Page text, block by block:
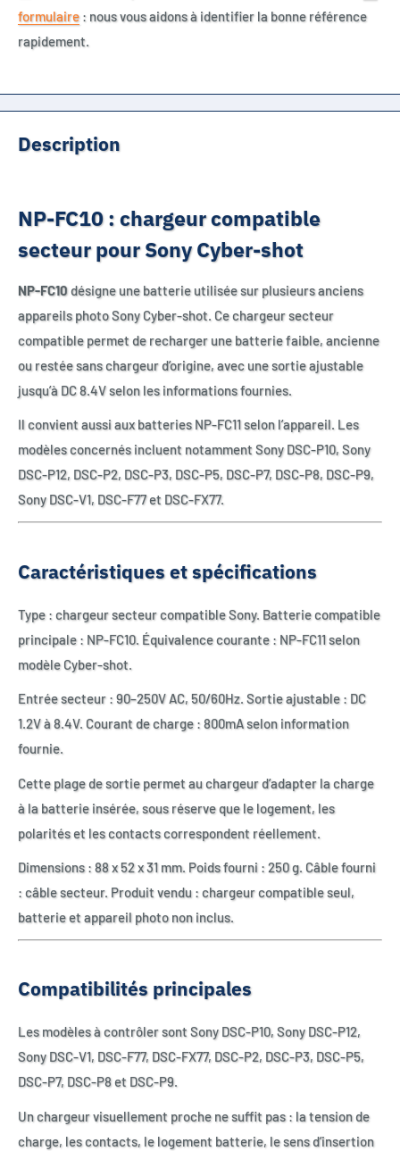
formulaire : nous vous aidons à identifier la bonne référence
rapidement.
Description
NP-FC10 : chargeur compatible
secteur pour Sony Cyber-shot
NP-FC10désigne une batterie utilisée sur plusieurs anciens
appareils photo Sony Cyber-shot. Ce chargeur secteur
compatible permet de recharger une batterie faible, ancienne
ou restée sans chargeur d’origine, avec une sortie ajustable
jusqu’à DC 8.4V selon les informations fournies.
Il convient aussi aux batteries NP-FC11 selon l’appareil. Les
modèles concernés incluent notamment Sony DSC-P10, Sony
DSC-P12, DSC-P2, DSC-P3, DSC-P5, DSC-P7, DSC-P8, DSC-P9,
Sony DSC-V1, DSC-F77 et DSC-FX77.
Caractéristiques et spécifications
Type : chargeur secteur compatible Sony. Batterie compatible
principale : NP-FC10. Équivalence courante : NP-FC11 selon
modèle Cyber-shot.
Entrée secteur : 90–250V AC, 50/60Hz. Sortie ajustable : DC
1.2V à 8.4V. Courant de charge : 800mA selon information
fournie.
Cette plage de sortie permet au chargeur d’adapter la charge
à la batterie insérée, sous réserve que le logement, les
polarités et les contacts correspondent réellement.
Dimensions : 88 x 52 x 31 mm. Poids fourni : 250 g. Câble fourni
: câble secteur. Produit vendu : chargeur compatible seul,
batterie et appareil photo non inclus.
Compatibilités principales
Les modèles à contrôler sont Sony DSC-P10, Sony DSC-P12,
Sony DSC-V1, DSC-F77, DSC-FX77, DSC-P2, DSC-P3, DSC-P5,
DSC-P7, DSC-P8 et DSC-P9.
Un chargeur visuellement proche ne suffit pas : la tension de
charge, les contacts, le logement batterie, le sens d’insertion